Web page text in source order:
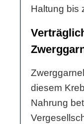
Haltung bis
diesem
Nahrung